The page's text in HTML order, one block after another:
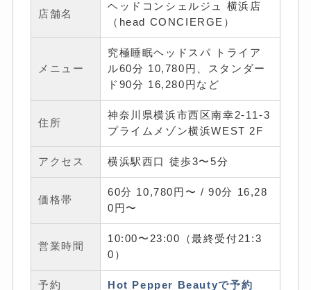
店舗名
ヘッドコンシェルジュ 横浜店
（head CONCIERGE）
メニュー
究極睡眠ヘッドスパ トライア
ル60分 10,780円、スタンダー
ド90分 16,280円など
住所
神奈川県横浜市西区南幸2-11-3
プライムメゾン横浜WEST 2F
アクセス 横浜駅西口 徒歩3〜5分
価格帯
60分 10,780円〜 / 90分 16,28
0円〜
営業時間
10:00〜23:00（最終受付21:3
0）
予約 Hot Pepper Beautyで予約